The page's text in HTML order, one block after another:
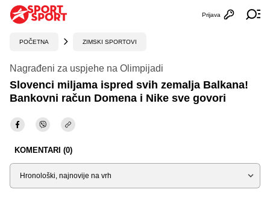
Otvori
Prijava
POČETNA ZIMSKI SPORTOVI
Nagrađeni za uspjehe na Olimpijadi
Slovenci miljama ispred svih zemalja Balkana!
Bankovni račun Domena i Nike sve govori
KOMENTARI (0)
Sortiraj